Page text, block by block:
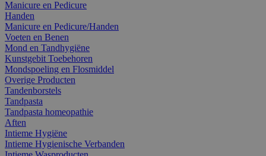
Manicure en Pedicure
Handen
Manicure en Pedicure/Handen
Voeten en Benen
Mond en Tandhygiëne
Kunstgebit Toebehoren
Mondspoeling en Flosmiddel
Overige Producten
Tandenborstels
Tandpasta
Tandpasta homeopathie
Aften
Intieme Hygiëne
Intieme Hygienische Verbanden